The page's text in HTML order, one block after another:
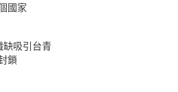
國家
缺吸引台青
鎖